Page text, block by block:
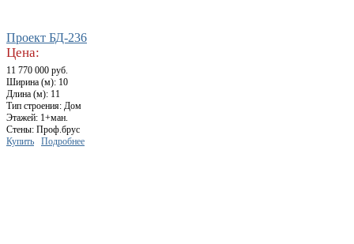
Проект БД-236
Цена:
11 770 000 руб.
Ширина (м): 10
Длина (м): 11
Тип строения: Дом
Этажей: 1+ман.
Стены: Проф.брус
Купить
Подробнее